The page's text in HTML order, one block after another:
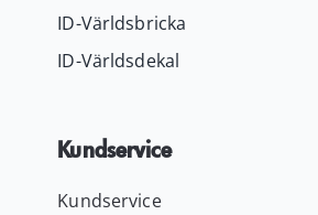
ID-Världsbricka
ID-Världsdekal
Kundservice
Kundservice